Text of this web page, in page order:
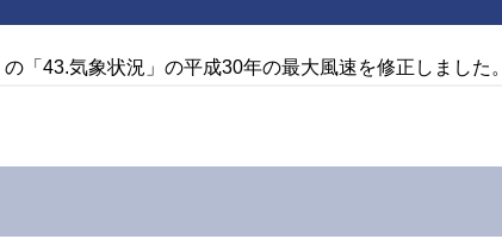
43.気象状況」の平成30年の最大風速を修正しました。